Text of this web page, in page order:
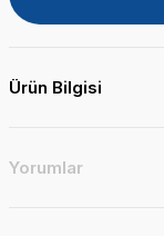
Ürün Bilgisi
Yorumlar